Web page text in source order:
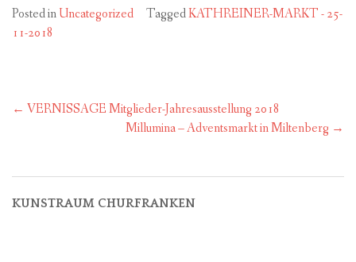
Posted inUncategorized TaggedKATHREINER-MARKT - 25-
11-2018
Post
← VERNISSAGE Mitglieder-Jahresausstellung 2018
Millumina – Adventsmarkt in Miltenberg →
KUNSTRAUM CHURFRANKEN